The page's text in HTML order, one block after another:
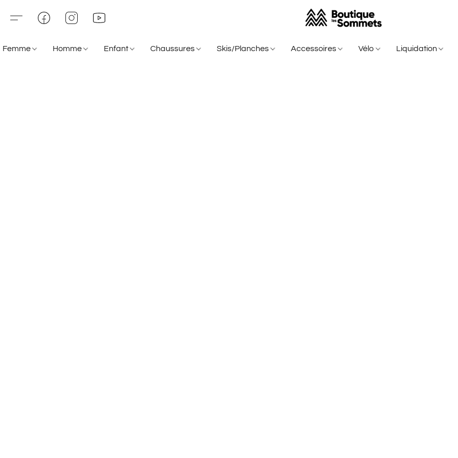
Femme Homme Enfant Chaussures Skis/Planches Accessoires Vélo Liquidation